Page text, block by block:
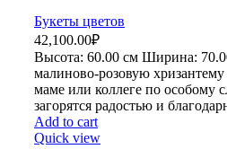
Букеты цветов
42,100.00₽
Высота: 60.00 см Ширина: 70
малиново-розовую
маме или коллеге по особому
загорятся радостью и
Add to cart
Quick view